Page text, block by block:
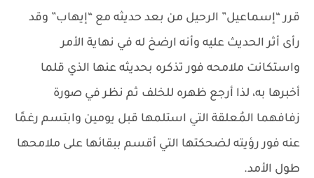
قرر “إسماعيل” الرحيل من بعد حديثه مع “إيهاب” وقد
رأى أثر الحديث عليه وأنه ارضخ له في نهاية الأمر
واستكانت ملامحه فور تذكره بحديثه عنها الذي قلما
أخبرها به، لذا أرجع ظهره للخلف ثم نظر في صورة
زفافهما المُعلقة التي استلمها قبل يومين وابتسم رغمًا
عنه فور رؤيته لضحكتها التي أقسم ببقائها على ملامحها
طول الأمد.